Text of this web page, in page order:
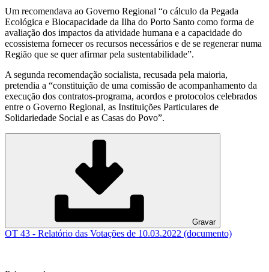
Um recomendava ao Governo Regional “o cálculo da Pegada
Ecológica e Biocapacidade da Ilha do Porto Santo como forma de
avaliação dos impactos da atividade humana e a capacidade do
ecossistema fornecer os recursos necessários e de se regenerar numa
Região que se quer afirmar pela sustentabilidade”.
A segunda recomendação socialista, recusada pela maioria,
pretendia a “constituição de uma comissão de acompanhamento da
execução dos contratos-programa, acordos e protocolos celebrados
entre o Governo Regional, as Instituições Particulares de
Solidariedade Social e as Casas do Povo”.
Gravar
OT 43 - Relatório das Votações de 10.03.2022 (documento)